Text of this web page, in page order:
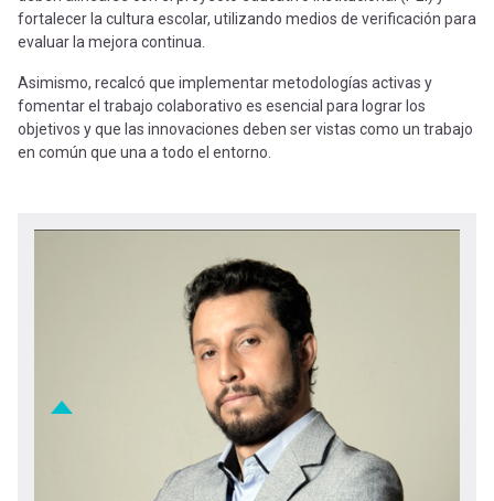
fortalecer la cultura escolar, utilizando medios de verificación para
evaluar la mejora continua.
Asimismo, recalcó que implementar metodologías activas y
fomentar el trabajo colaborativo es esencial para lograr los
objetivos y que las innovaciones deben ser vistas como un trabajo
en común que una a todo el entorno.